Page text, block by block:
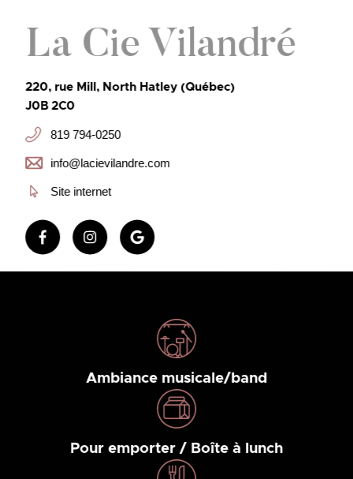
La Cie Vilandré
220, rue Mill, North Hatley (Québec)
J0B 2C0
819 794-0250
info@lacievilandre.com
Site internet
Ambiance musicale/band
Pour emporter / Boîte à lunch